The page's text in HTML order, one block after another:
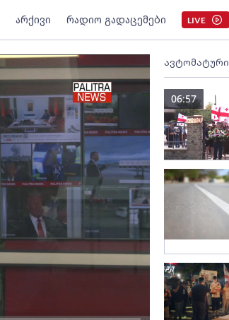
არქივი რადიო გადაცემები LIVE
06:57